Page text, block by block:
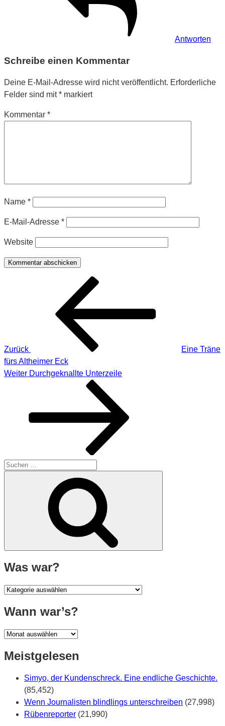
Antworten
Schreibe einen Kommentar
Deine E-Mail-Adresse wird nicht veröffentlicht. Erforderliche
Felder sind mit* markiert
Kommentar *
Name *
E-Mail-Adresse *
Website
Beitragsnavigation
Zurück
Eine Träne
fürs Altheimer Eck
Nächster
Weiter Durchgeknallte Unterzeile
Suche
Was war?
Was
Wann war’s?
Wann
Meistgelesen
Simyo, der Kundenschreck. Eine endliche Geschichte.
(85,452)
Wenn Journalisten blindlings unterschreiben (27,998)
Rübenreporter (21,990)